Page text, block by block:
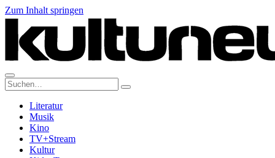
Zum Inhalt springen
Suche:
Literatur
Musik
Kino
TV+Stream
Kultur